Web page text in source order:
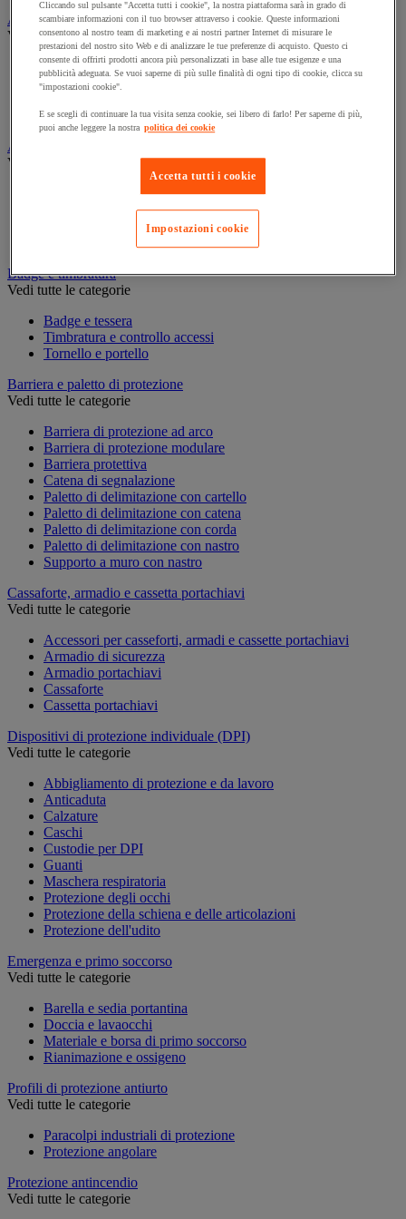
Assorbente industriale
Vedi tutte le categorie
Assorbente
Barriera anti-inquinamento e sistema di deviazione delle
Contenitore e solvente per sgrassaggio
Attrezzatura e mobili per studi medici
Vedi tutte le categorie
Armadietto pronto soccorso
Lettino, paravento e sedia per studi medici
Materiale per diagnosi di medicina generale
Mobili e forniture per studi medici
Badge e timbratura
Vedi tutte le categorie
Badge e tessera
Timbratura e controllo accessi
Tornello e portello
Barriera e paletto di protezione
Vedi tutte le categorie
Barriera di protezione ad arco
Barriera di protezione modulare
Barriera protettiva
Catena di segnalazione
Paletto di delimitazione con cartello
Paletto di delimitazione con catena
Paletto di delimitazione con corda
Paletto di delimitazione con nastro
Supporto a muro con nastro
Cassaforte, armadio e cassetta portachiavi
Vedi tutte le categorie
Accessori per casseforti, armadi e cassette portachiavi
Armadio di sicurezza
Armadio portachiavi
Cassaforte
Cassetta portachiavi
Dispositivi di protezione individuale (DPI)
Vedi tutte le categorie
Abbigliamento di protezione e da lavoro
Anticaduta
Calzature
Caschi
Custodie per DPI
Guanti
Maschera respiratoria
Protezione degli occhi
Protezione della schiena e delle articolazioni
Protezione dell'udito
Emergenza e primo soccorso
Vedi tutte le categorie
Barella e sedia portantina
Doccia e lavaocchi
Materiale e borsa di primo soccorso
Rianimazione e ossigeno
Profili di protezione antiurto
Vedi tutte le categorie
Paracolpi industriali di protezione
Protezione angolare
Protezione antincendio
Vedi tutte le categorie
Cliccando sul pulsante "Accetta tutti i cookie", la nostra piattaforma sarà in grado di
scambiare informazioni con il tuo browser attraverso i cookie. Queste informazioni
consentono al nostro team di marketing e ai nostri partner Internet di misurare le
prestazioni del nostro sito Web e di analizzare le tue preferenze di acquisto. Questo ci
consente di offrirti prodotti ancora più personalizzati in base alle tue esigenze e una
pubblicità adeguata. Se vuoi saperne di più sulle finalità di ogni tipo di cookie, clicca su
"impostazioni cookie".
E se scegli di continuare la tua visita senza cookie, sei libero di farlo! Per saperne di più,
puoi anche leggere la nostra politica dei cookie
Accetta tutti i cookie
Impostazioni cookie